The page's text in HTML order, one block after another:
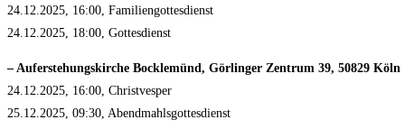
24.12.2025, 16:00, Familiengottesdienst
24.12.2025, 18:00, Gottesdienst
– Auferstehungskirche Bocklemünd, Görlinger Zentrum 39, 50829 Köln
24.12.2025, 16:00, Christvesper
25.12.2025, 09:30, Abendmahlsgottesdienst